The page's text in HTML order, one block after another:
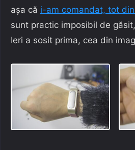
așa că i-am comandat, tot
sunt practic imposibil de
Ieri a sosit prima, cea din